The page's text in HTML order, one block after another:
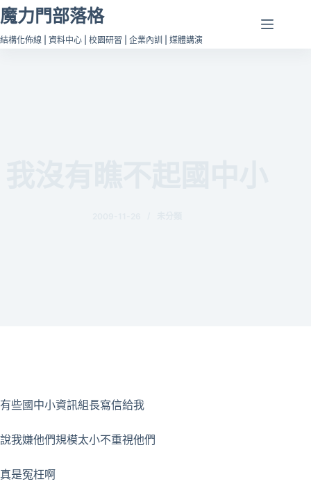
跳
至
主
魔力門部落格
結構化佈線 | 資料中心 | 校園研習 | 企業內訓 | 媒體講演
有些國中小資訊組長寫信給我
說我嫌他們規模太小不重視他們
真是冤枉啊